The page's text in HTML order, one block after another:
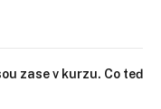
zase v kurzu. Co teď